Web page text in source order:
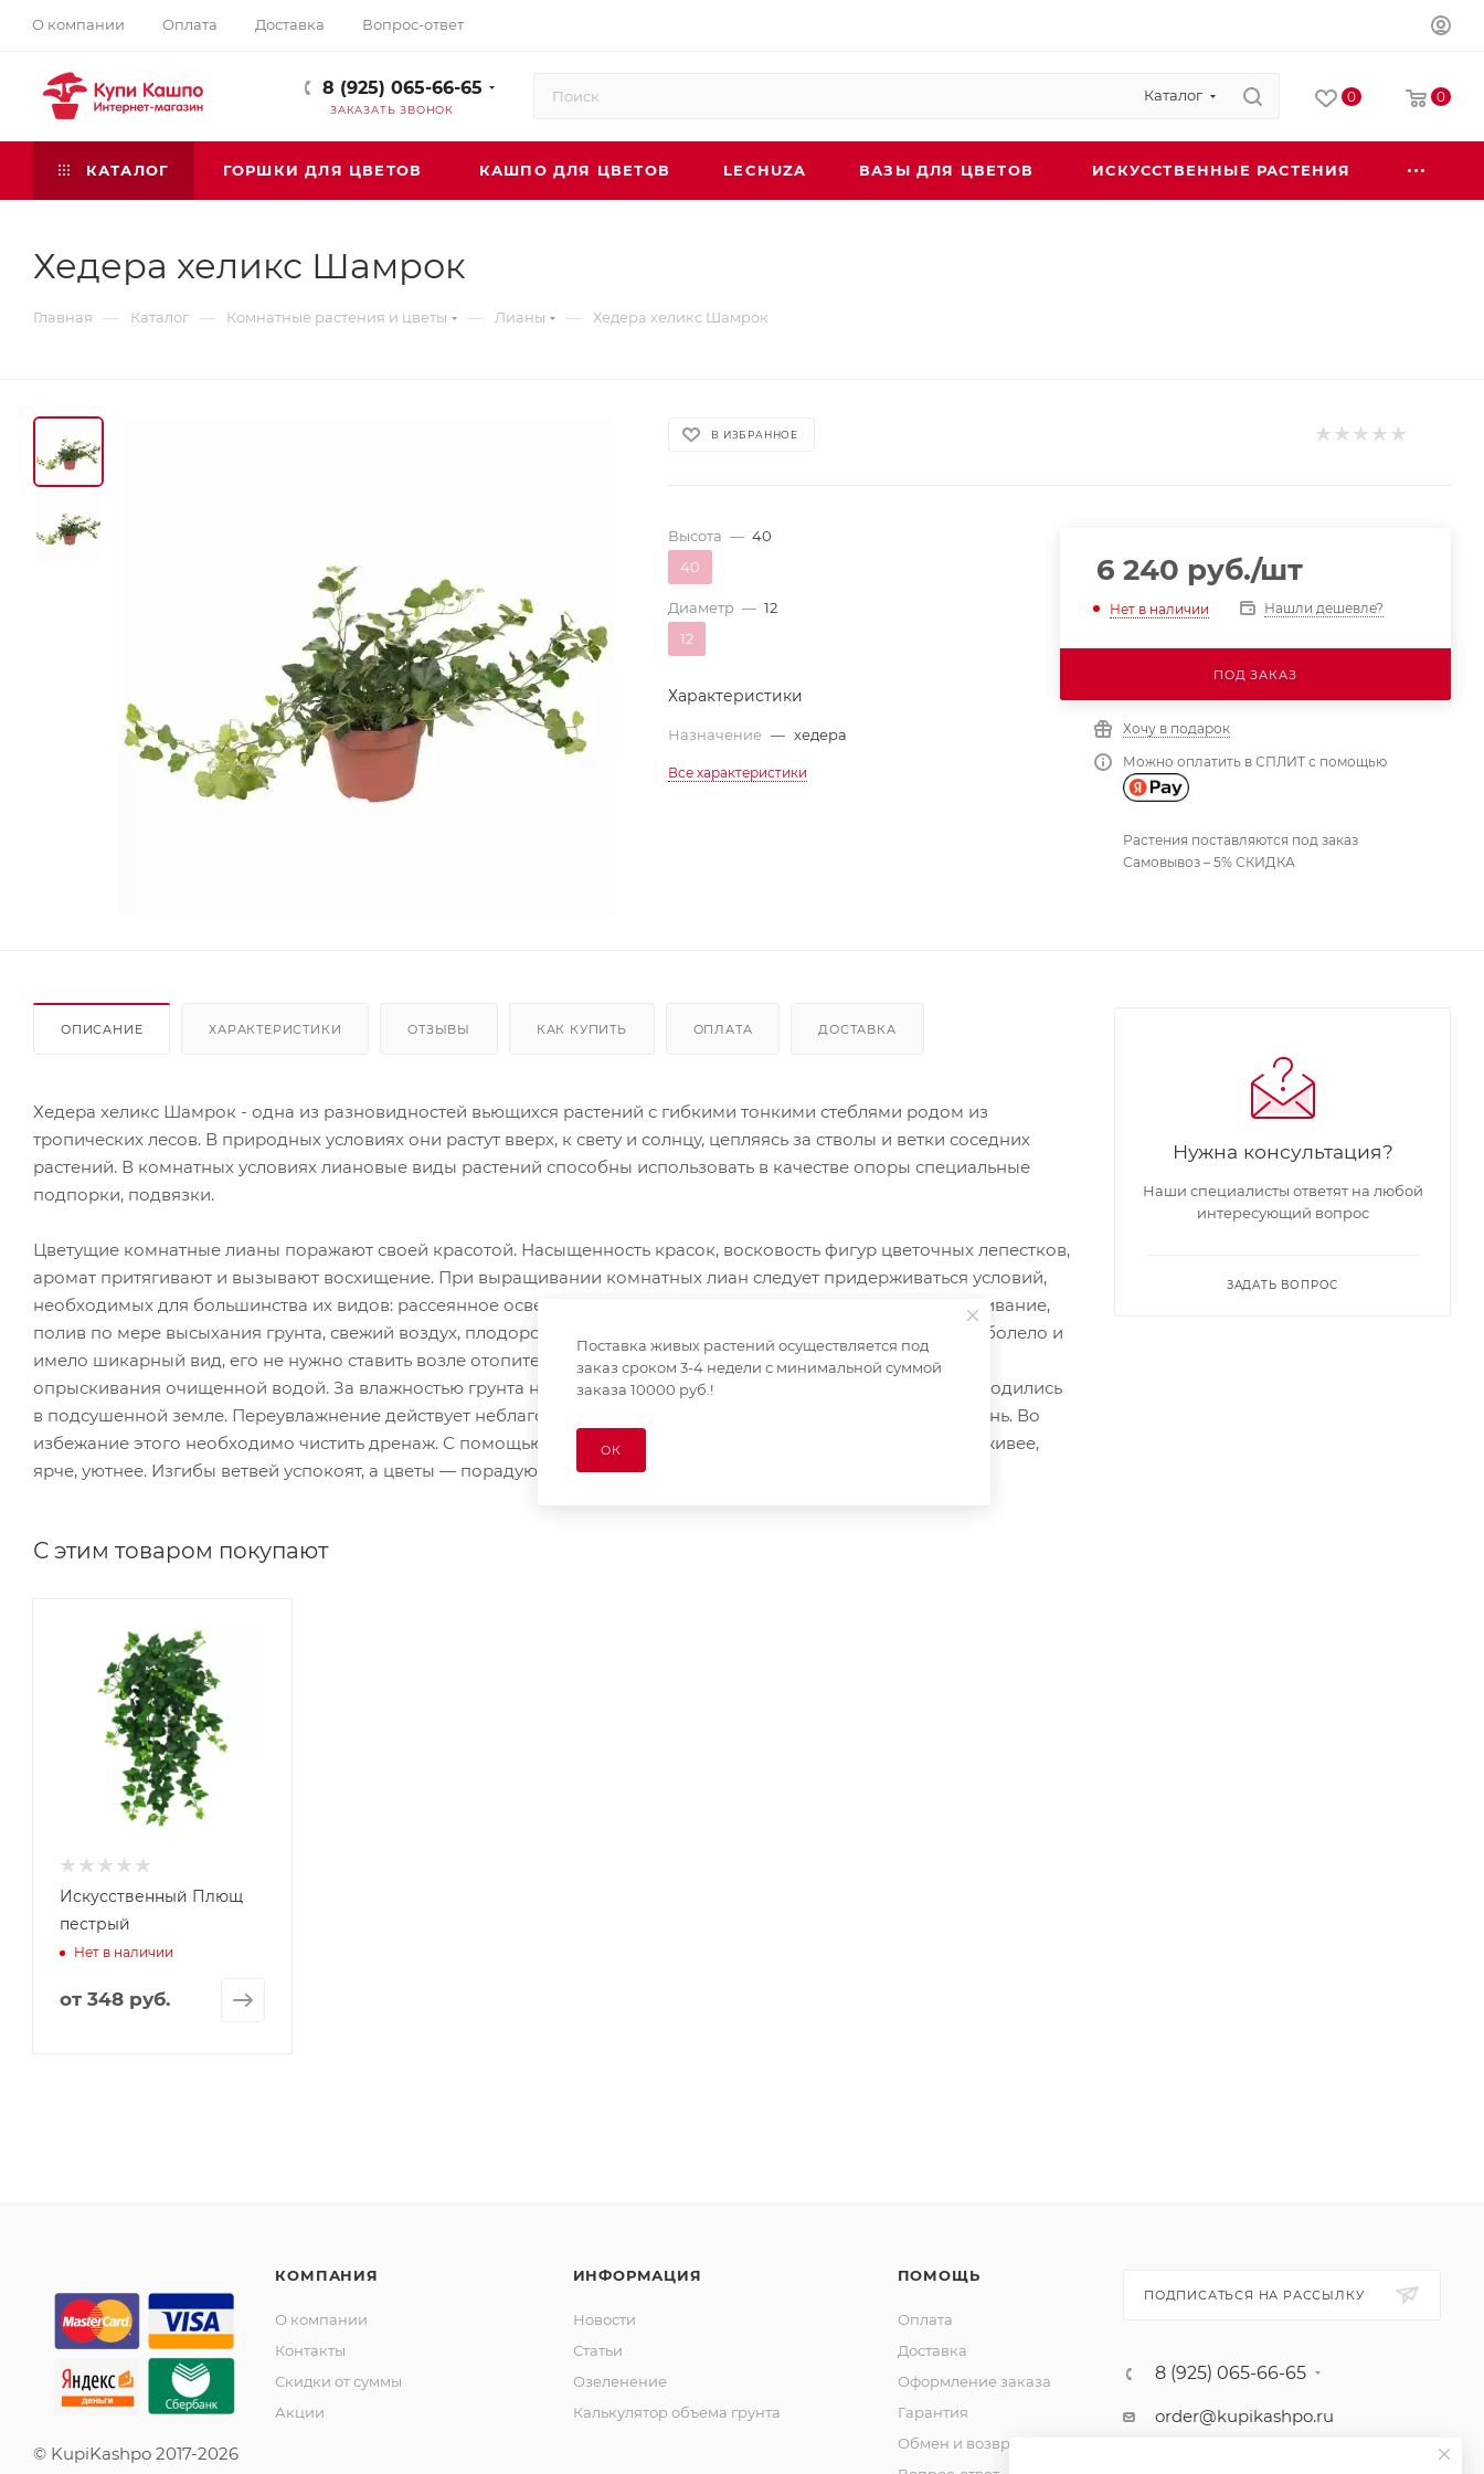
О компании Оплата Доставка Вопрос-ответ
8 (925) 065-66-65
ЗАКАЗАТЬ ЗВОНОК
Каталог 0 0
КАТАЛОГ ГОРШКИ ДЛЯ ЦВЕТОВ КАШПО ДЛЯ ЦВЕТОВ LECHUZA ВАЗЫ ДЛЯ ЦВЕТОВ ИСКУССТВЕННЫЕ РАСТЕНИЯ
Хедера хеликс Шамрок
Главная — Каталог — Комнатные растения и цветы — Лианы — Хедера хеликс Шамрок
В ИЗБРАННОЕ
Высота — 40
40
Диаметр — 12
12
Характеристики
Назначение — хедера
Все характеристики
6 240 руб./шт
Нет в наличии Нашли дешевле?
ПОД ЗАКАЗ
Хочу в подарок
Можно оплатить в СПЛИТ с помощью
Растения поставляются под заказ
Самовывоз – 5% СКИДКА
ОПИСАНИЕ ХАРАКТЕРИСТИКИ ОТЗЫВЫ КАК КУПИТЬ ОПЛАТА ДОСТАВКА
Хедера хеликс Шамрок - одна из разновидностей вьющихся растений с гибкими тонкими стеблями родом из
тропических лесов. В природных условиях они растут вверх, к свету и солнцу, цепляясь за стволы и ветки соседних
растений. В комнатных условиях лиановые виды растений способны использовать в качестве опоры специальные
подпорки, подвязки.
Цветущие комнатные лианы поражают своей красотой. Насыщенность красок, восковость фигур цветочных лепестков,
аромат притягивают и вызывают восхищение. При выращивании комнатных лиан следует придерживаться условий,
необходимых для большинства их видов: рассеянное освещение, высокая влажность воздуха, частое опрыскивание,
полив по мере высыхания грунта, свежий воздух, плодородная, но легкая почва. Для того чтобы растение не болело и
имело шикарный вид, его не нужно ставить возле отопительных приборов, необходимо делать регулярные
опрыскивания очищенной водой. За влажностью грунта необходимо тоже следить, чтобы долго корни не находились
в подсушенной земле. Переувлажнение действует неблагоприятно на корни, т. к. в них может завестись плесень. Во
избежание этого необходимо чистить дренаж. С помощью лиановых растений каждый дом будет выглядеть живее,
ярче, уютнее. Изгибы ветвей успокоят, а цветы — порадуют!
С этим товаром покупают
Искусственный Плющ
пестрый
Нет в наличии
от 348 руб.
Нужна консультация?
Наши специалисты ответят на любой
интересующий вопрос
ЗАДАТЬ ВОПРОС
© KupiKashpo 2017-2026
КОМПАНИЯ
О компании
Контакты
Скидки от суммы
Акции
ИНФОРМАЦИЯ
Новости
Статьи
Озеленение
Калькулятор объема грунта
ПОМОЩЬ
Оплата
Доставка
Оформление заказа
Гарантия
Обмен и возврат
ПОДПИСАТЬСЯ НА РАССЫЛКУ
8 (925) 065-66-65
order@kupikashpo.ru
Поставка живых растений осуществляется под
заказ сроком 3-4 недели с минимальной суммой
заказа 10000 руб.!
ОК